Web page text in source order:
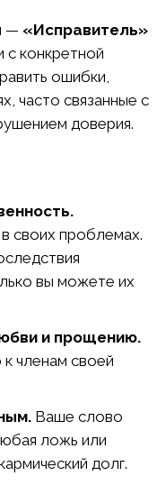
— «Исправитель»
с конкретной
ошибки,
часто связанные с
доверия.
своих проблемах.
вы можете их
и прощению.
членам своей
Ваше слово
ложь или
долг.